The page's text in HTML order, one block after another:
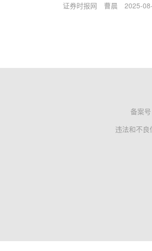
证券时报网 曹晨 2025-
备案号
违法和不